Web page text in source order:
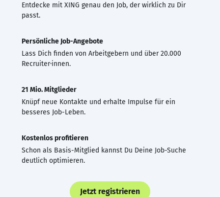
Entdecke mit XING genau den Job, der wirklich zu Dir
passt.
Persönliche Job-Angebote
Lass Dich finden von Arbeitgebern und über 20.000
Recruiter·innen.
21 Mio. Mitglieder
Knüpf neue Kontakte und erhalte Impulse für ein
besseres Job-Leben.
Kostenlos profitieren
Schon als Basis-Mitglied kannst Du Deine Job-Suche
deutlich optimieren.
Jetzt registrieren